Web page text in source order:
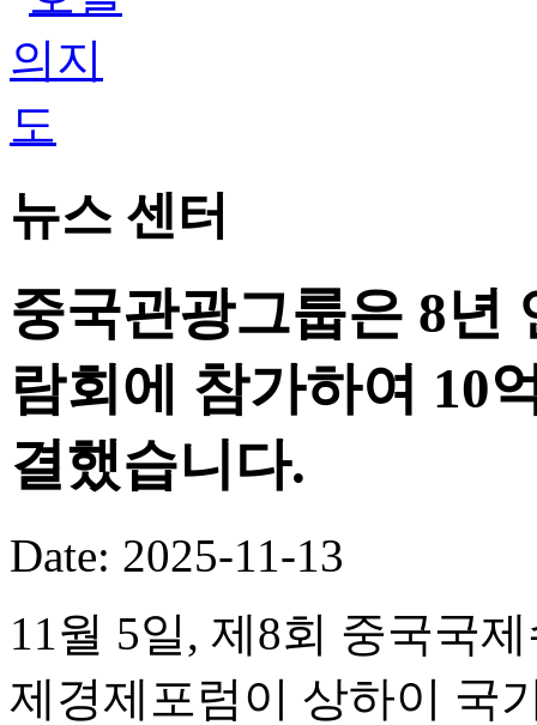
뉴스 센터
중국관광그룹은 8년
람회에 참가하여 10
결했습니다.
Date: 2025-11-13
11월 5일, 제8회 중국국
제경제포럼이 상하이 국